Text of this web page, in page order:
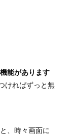
能があります
ければずっと無
、時々画面に